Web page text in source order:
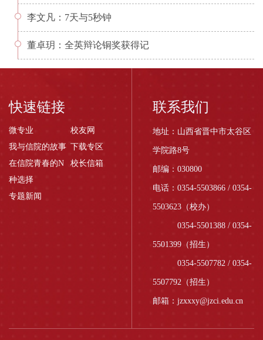
李文凡：7天与5秒钟
董卓玥：全英辩论铜奖获得记
快速链接
微专业
校友网
我与信院的故事 下载专区
在信院青春的N
种选择
校长信箱
专题新闻
联系我们
地址：山西省晋中市太谷区
学院路8号
邮编：030800
电话：0354-5503866 / 0354-
5503623（校办）
0354-5501388 / 0354-
5501399（招生）
0354-5507782 / 0354-
5507792（招生）
邮箱：jzxxxy@jzci.edu.cn